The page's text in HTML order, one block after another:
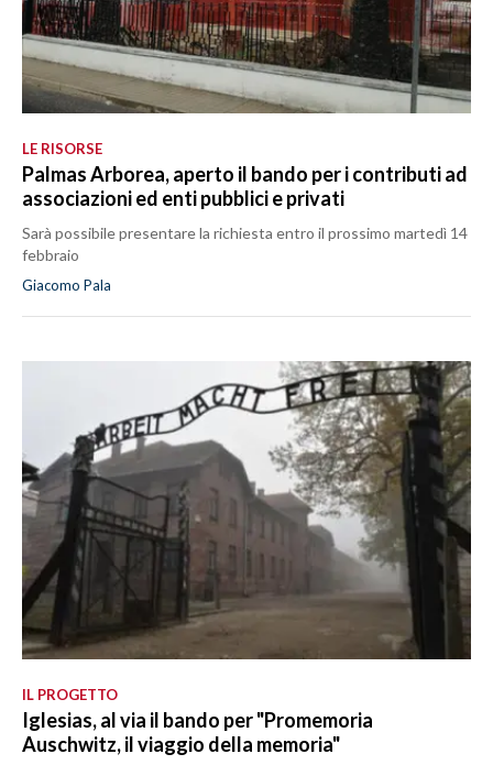
LE RISORSE
Palmas Arborea, aperto il bando per i contributi ad
associazioni ed enti pubblici e privati
Sarà possibile presentare la richiesta entro il prossimo martedì 14
febbraio
Giacomo Pala
IL PROGETTO
Iglesias, al via il bando per "Promemoria
Auschwitz, il viaggio della memoria"